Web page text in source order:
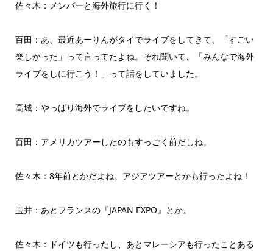
佐々木：メンバーと海外旅行に行く！
百田：あ、最近あーりんがタイでライブをしてきて、「すごい
楽しかった」って言ってたよね。それ聞いて、「みんなで海外
ライブをしに行こう！」って話をしていました。
高城：やっぱり海外でライブをしたいですね。
百田：アメリカツアーしたのもすっごく前だしね。
佐々木：8年前とかだよね。アジアツアーとかも行ったよね！
玉井：あとフランスの『JAPAN EXPO』とか。
佐々木：ドイツも行ったし、あとマレーシアも行ったことある